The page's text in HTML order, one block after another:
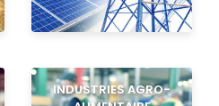
INDUSTRIES AGRO-